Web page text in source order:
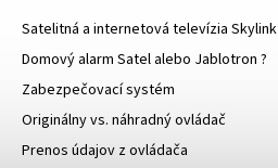
Satelitná a internetová televízia Skylink
Domový alarm Satel alebo Jablotron ?
Zabezpečovací systém
Originálny vs. náhradný ovládač
Prenos údajov z ovládača